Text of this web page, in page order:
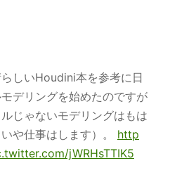
しいHoudini本を参考に日
デリングを始めたのですが
じゃないモデリングはもは
や仕事はします）。 http
jWRHsTTIK5